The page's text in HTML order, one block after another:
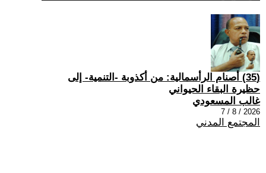
(35) أصنام الرأسمالية: من أكذوبة -التنمية- إلى
حظيرة البقاء الحيواني
غالب المسعودي
2026 / 8 / 7
المجتمع المدني